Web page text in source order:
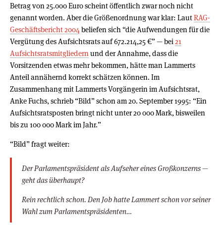
Betrag von 25.000 Euro scheint öffentlich zwar noch nicht
genannt worden. Aber die Größenordnung war klar: LautRAG-
Geschäftsbericht 2004 beliefen sich “die Aufwendungen für die
Vergütung des Aufsichtsrats auf 672.214,25 €” — bei 21
Aufsichtsratsmitgliedern und der Annahme, dass die
Vorsitzenden etwas mehr bekommen, hätte man Lammerts
Anteil annähernd korrekt schätzen können. Im
Zusammenhang mit Lammerts Vorgängerin im Aufsichtsrat,
Anke Fuchs, schrieb “Bild” schon am 20. September 1995: “Ein
Aufsichtsratsposten bringt nicht unter 20 000 Mark, bisweilen
bis zu 100 000 Mark im Jahr.”
“Bild” fragt weiter:
Der Parlamentspräsident als Aufseher eines Großkonzerns —
geht das überhaupt?
Rein rechtlich schon. Den Job hatte Lammert schon vor seiner
Wahl zum Parlamentspräsidenten…